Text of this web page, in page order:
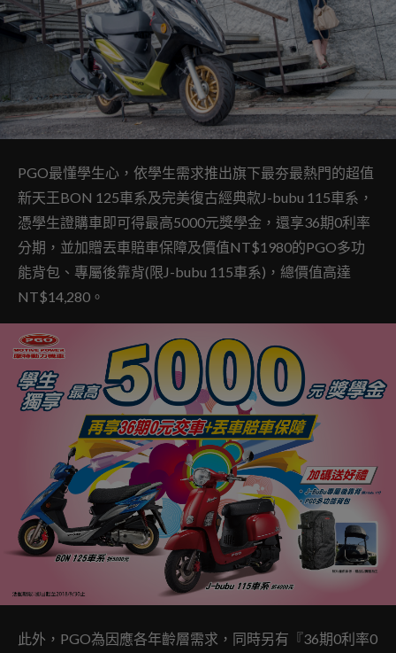
PGO最懂學生心，依學生需求推出旗下最夯最熱門的超值
新天王BON 125車系及完美復古經典款J-bubu 115車系，
憑學生證購車即可得最高5000元獎學金，還享36期0利率
分期，並加贈丟車賠車保障及價值NT$1980的PGO多功
能背包、專屬後靠背(限J-bubu 115車系)，總價值高達
NT$14,280。
此外，PGO為因應各年齡層需求，同時另有『36期0利率0